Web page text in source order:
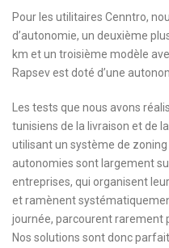
Pour les utilitaires Cenntro,
d’autonomie, un deuxième
km et un troisième modèle
Rapsev est doté d’une
Les tests que nous avons
tunisiens de la livraison et de
utilisant un système de
autonomies sont largement
entreprises, qui organisent
et ramènent
journée, parcourent rarement
Nos solutions sont donc